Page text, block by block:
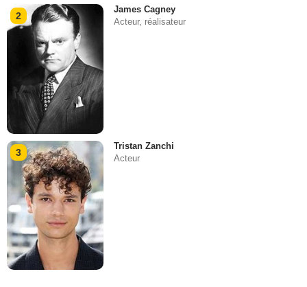
2
James Cagney
Acteur, réalisateur
3
Tristan Zanchi
Acteur